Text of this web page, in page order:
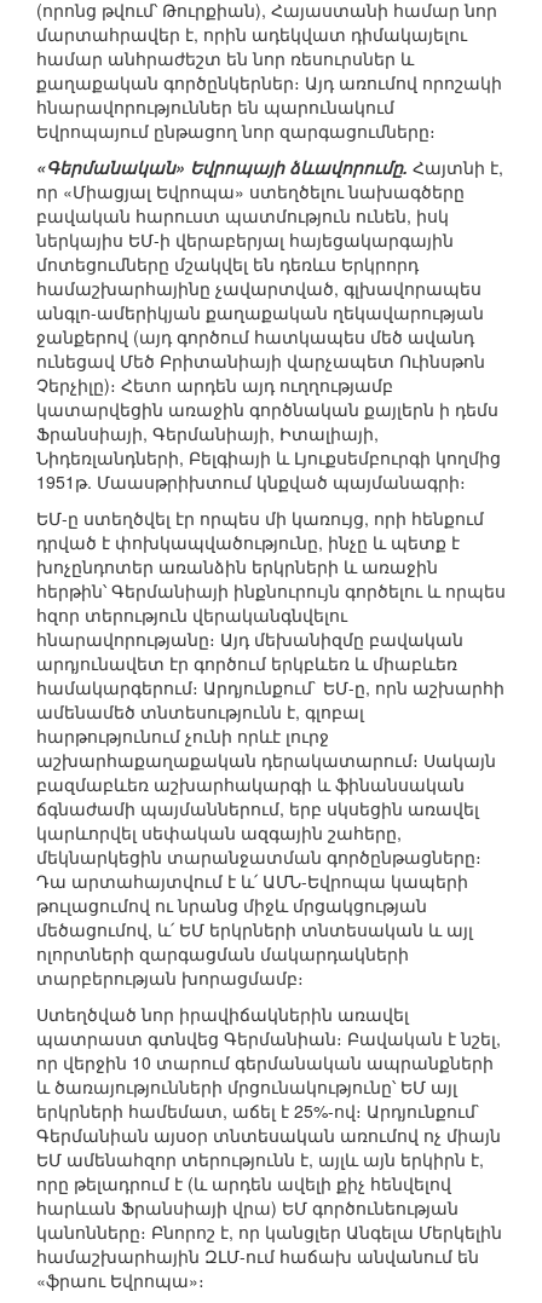
(որոնց թվում՝ Թուրքիան), Հայաստանի համար նոր
մարտահրավեր է, որին ադեկվատ դիմակայելու
համար անհրաժեշտ են նոր ռեսուրսներ և
քաղաքական գործընկերներ։ Այդ առումով որոշակի
հնարավորություններ են պարունակում
Եվրոպայում ընթացող նոր զարգացումները։
«Գերմանական» Եվրոպայի ձևավորումը. Հայտնի է,
որ «Միացյալ Եվրոպա» ստեղծելու նախագծերը
բավական հարուստ պատմություն ունեն, իսկ
ներկայիս ԵՄ-ի վերաբերյալ հայեցակարգային
մոտեցումները մշակվել են դեռևս Երկրորդ
համաշխարհայինը չավարտված, գլխավորապես
անգլո-ամերիկյան քաղաքական ղեկավարության
ջանքերով (այդ գործում հատկապես մեծ ավանդ
ունեցավ Մեծ Բրիտանիայի վարչապետ Ուինսթոն
Չերչիլը)։ Հետո արդեն այդ ուղղությամբ
կատարվեցին առաջին գործնական քայլերն ի դեմս
Ֆրանսիայի, Գերմանիայի, Իտալիայի,
Նիդեռլանդների, Բելգիայի և Լյուքսեմբուրգի կողմից
1951թ. Մաասթրիխտում կնքված պայմանագրի։
ԵՄ-ը ստեղծվել էր որպես մի կառույց, որի հենքում
դրված է փոխկապվածությունը, ինչը և պետք է
խոչընդոտեր առանձին երկրների և առաջին
հերթին՝ Գերմանիայի ինքնուրույն գործելու և որպես
հզոր տերություն վերականգնվելու
հնարավորությանը։ Այդ մեխանիզմը բավական
արդյունավետ էր գործում երկբևեռ և միաբևեռ
համակարգերում։ Արդյունքում` ԵՄ-ը, որն աշխարհի
ամենամեծ տնտեսությունն է, գլոբալ
հարթությունում չունի որևէ լուրջ
աշխարհաքաղաքական դերակատարում։ Սակայն
բազմաբևեռ աշխարհակարգի և ֆինանսական
ճգնաժամի պայմաններում, երբ սկսեցին առավել
կարևորվել սեփական ազգային շահերը,
մեկնարկեցին տարանջատման գործընթացները։
Դա արտահայտվում է և՛ ԱՄՆ-Եվրոպա կապերի
թուլացումով ու նրանց միջև մրցակցության
մեծացումով, և՛ ԵՄ երկրների տնտեսական և այլ
ոլորտների զարգացման մակարդակների
տարբերության խորացմամբ։
Ստեղծված նոր իրավիճակներին առավել
պատրաստ գտնվեց Գերմանիան։ Բավական է նշել,
որ վերջին 10 տարում գերմանական ապրանքների
և ծառայությունների մրցունակությունը՝ ԵՄ այլ
երկրների համեմատ, աճել է 25%-ով։ Արդյունքում`
Գերմանիան այսօր տնտեսական առումով ոչ միայն
ԵՄ ամենահզոր տերությունն է, այլև այն երկիրն է,
որը թելադրում է (և արդեն ավելի քիչ հենվելով
հարևան Ֆրանսիայի վրա) ԵՄ գործունեության
կանոնները։ Բնորոշ է, որ կանցլեր Անգելա Մերկելին
համաշխարհային ԶԼՄ-ում հաճախ անվանում են
«ֆրաու Եվրոպա»։